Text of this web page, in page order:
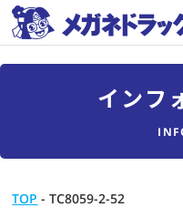
インフ
TOP -TC8059-2-52